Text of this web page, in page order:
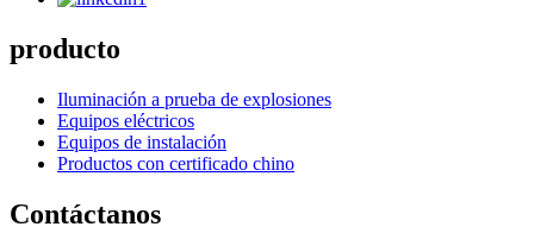
producto
Iluminación a prueba de explosiones
Equipos eléctricos
Equipos de instalación
Productos con certificado chino
Contáctanos